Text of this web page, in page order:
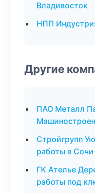
Владивосток
НПП
Другие
ПАО Металл
Стройгрупп
работы в Сочи
ГК Ателье
работы под